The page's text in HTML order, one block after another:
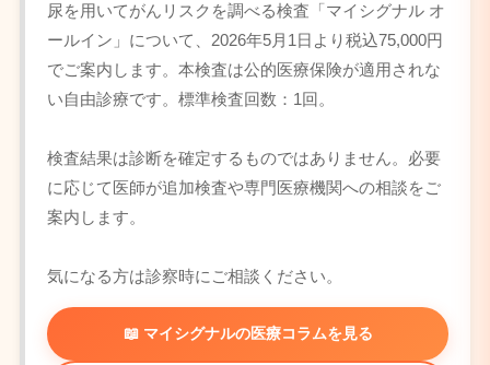
尿を用いてがんリスクを調べる検査「マイシグナル オ
ールイン」について、2026年5月1日より税込75,000円
でご案内します。本検査は公的医療保険が適用されな
い自由診療です。標準検査回数：1回。
検査結果は診断を確定するものではありません。必要
に応じて医師が追加検査や専門医療機関への相談をご
案内します。
気になる方は診察時にご相談ください。
📖 マイシグナルの医療コラムを見る